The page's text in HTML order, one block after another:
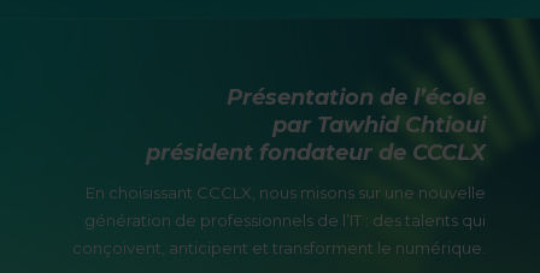
Présentation de l’école
par Tawhid Chtioui
président fondateur de CCCLX
En choisissant CCCLX, nous misons sur une nouvelle
génération de professionnels de l’IT : des talents qui
conçoivent, anticipent et transforment le numérique.